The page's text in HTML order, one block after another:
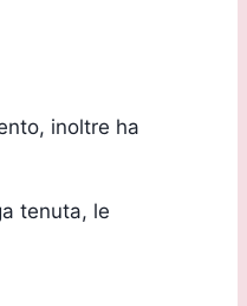
inoltre ha
tenuta, le